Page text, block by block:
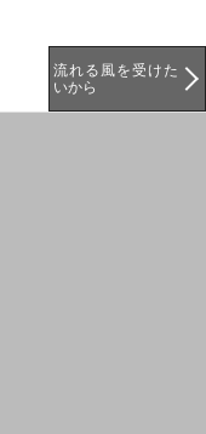
流れる風を受けた
いから